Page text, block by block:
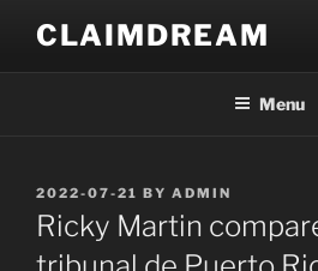
content
CLAIMDREAM
Menu
POSTED
ON
2022-07-21 BY ADMIN
Ricky Martin